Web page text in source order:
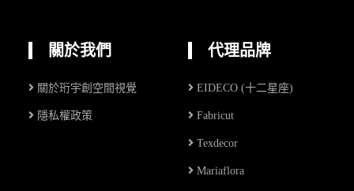
關於我們
關於珩宇創空間視覺
隱私權政策
代理品牌
EIDECO (十二星座)
Fabricut
Texdecor
Mariaflora